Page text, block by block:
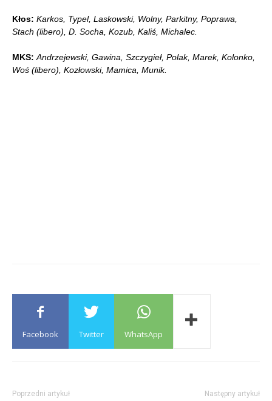
Kłos: Karkos, Typel, Laskowski, Wolny, Parkitny, Poprawa,
Stach (libero), D. Socha, Kozub, Kaliś, Michalec.
MKS: Andrzejewski, Gawina, Szczygieł, Polak, Marek, Kolonko,
Woś (libero), Kozłowski, Mamica, Munik.
Facebook Twitter WhatsApp
Poprzedni artykuł Następny artykuł